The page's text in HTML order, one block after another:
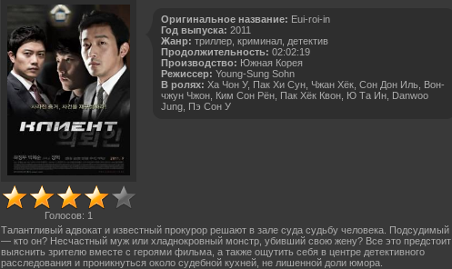
Голосов: 1
Оригинальное название: Eui-roi-in
Год выпуска: 2011
Жанр: триллер, криминал, детектив
Продолжительность: 02:02:19
Производство: Южная Корея
Режиссер: Young-Sung Sohn
В ролях: Ха Чон У, Пак Хи Сун, Чжан Хёк, Сон Дон Иль, Вон-
чжун Чжон, Ким Сон Рён, Пак Хёк Квон, Ю Та Ин, Danwoo
Jung, Пэ Сон У
Талантливый адвокат и известный прокурор решают в зале суда судьбу человека. Подсудимый
— кто он? Несчастный муж или хладнокровный монстр, убивший свою жену? Все это предстоит
выяснить зрителю вместе с героями фильма, а также ощутить себя в центре детективного
расследования и проникнуться около судебной кухней, не лишенной доли юмора.